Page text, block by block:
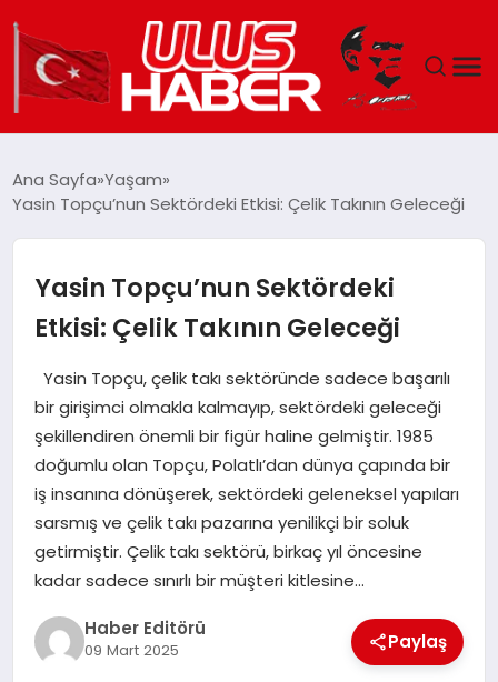
DÜNYA
EKONOMI
SIYASET
TEKNOLOJI
EĞITIM
MAGAZIN
SPOR
YAŞAM
Ana Sayfa Yaşam
Yasin Topçu’nun Sektördeki Etkisi: Çelik Takının Geleceği
Yasin Topçu’nun Sektördeki
Etkisi: Çelik Takının Geleceği
Yasin Topçu, çelik takı sektöründe sadece başarılı
bir girişimci olmakla kalmayıp, sektördeki geleceği
şekillendiren önemli bir figür haline gelmiştir. 1985
doğumlu olan Topçu, Polatlı’dan dünya çapında bir
iş insanına dönüşerek, sektördeki geleneksel yapıları
sarsmış ve çelik takı pazarına yenilikçi bir soluk
getirmiştir. Çelik takı sektörü, birkaç yıl öncesine
kadar sadece sınırlı bir müşteri kitlesine…
Haber Editörü
09 Mart 2025 Paylaş